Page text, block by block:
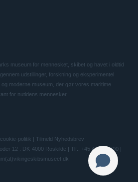
museum for mennesket, skibet og havet i oldtid
udstillinger, forskning og eksperimentel
moderne museum, der gør vores maritime
for nutidens mennesker.
politik | Tilmeld Nyhedsbrev
12 . DK-4000 Roskilde | Tlf.: +45 46 300 200 |